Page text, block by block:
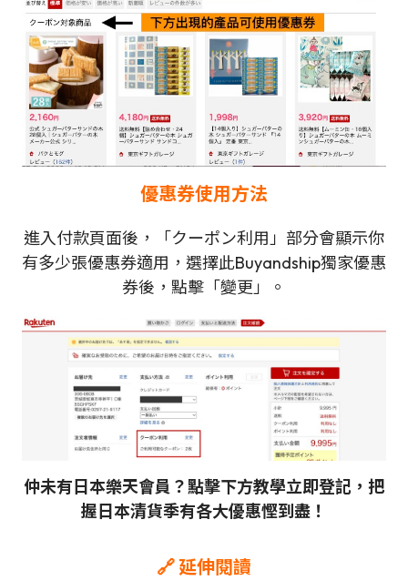
優惠券使用方法
進入付款頁面後，「クーポン利用」部分會顯示你
有多少張優惠券適用，選擇此Buyandship獨家優惠
券後，點擊「變更」。
仲未有日本樂天會員？點擊下方教學立即登記，把
握日本清貨季有各大優惠慳到盡！
🔗 延伸閱讀